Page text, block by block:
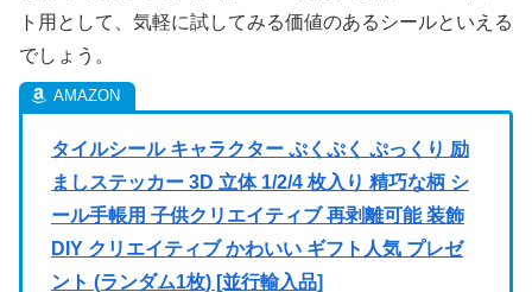
ト用として、気軽に試してみる価値のあるシールといえる
でしょう。
タイルシール キャラクター ぷくぷく ぷっくり 励
ましステッカー 3D 立体 1/2/4 枚入り 精巧な柄 シ
ール手帳用 子供クリエイティブ 再剥離可能 装飾
DIY クリエイティブ かわいい ギフト人気 プレゼ
ント (ランダム1枚) [並行輸入品]